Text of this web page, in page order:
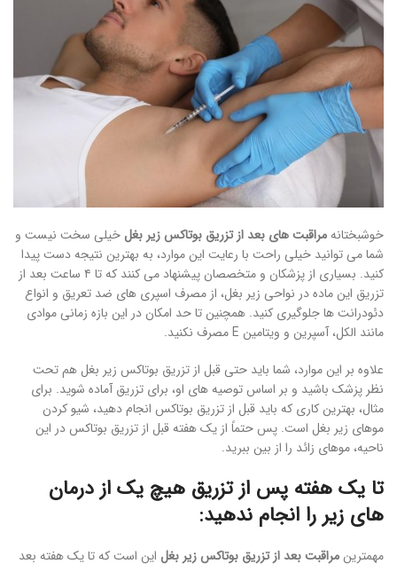
خوشبختانهمراقبت های بعد از تزریق بوتاکس زیر بغل خیلی سخت نیست و
شما می توانید خیلی راحت با رعایت این موارد، به بهترین نتیجه دست پیدا
کنید. بسیاری از پزشکان و متخصصان پیشنهاد می کنند که تا ۴ ساعت بعد از
تزریق این ماده در نواحی زیر بغل، از مصرف اسپری های ضد تعریق و انواع
دئودرانت ها جلوگیری کنید. همچنین تا حد امکان در این بازه زمانی موادی
مانند الکل، آسپرین و ویتامین E مصرف نکنید.
علاوه بر این موارد، شما باید حتی قبل از تزریق بوتاکس زیر بغل هم تحت
نظر پزشک باشید و بر اساس توصیه های او، برای تزریق آماده شوید. برای
مثال، بهترین کاری که باید قبل از تزریق بوتاکس انجام دهید، شیو کردن
موهای زیر بغل است. پس حتماً از یک هفته قبل از تزریق بوتاکس در این
ناحیه، موهای زائد را از بین ببرید.
تا یک هفته پس از تزریق هیچ یک از درمان
های زیر را انجام ندهید:
مهمترین مراقبت بعد از تزریق بوتاکس زیر بغل این است که تا یک هفته بعد